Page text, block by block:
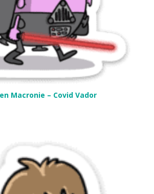
Macronie – Covid Vador